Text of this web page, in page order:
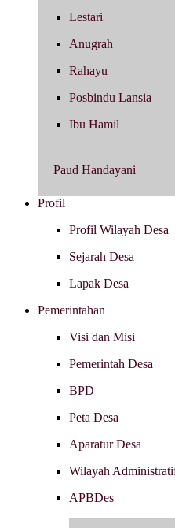
Lestari
Anugrah
Rahayu
Posbindu Lansia
Ibu Hamil
Paud Handayani
Profil
Profil Wilayah Desa
Sejarah Desa
Lapak Desa
Pemerintahan
Visi dan Misi
Pemerintah Desa
BPD
Peta Desa
Aparatur Desa
Wilayah
APBDes